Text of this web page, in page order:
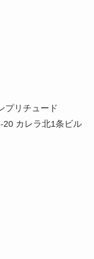
プリチュード
カレラ北1条ビル